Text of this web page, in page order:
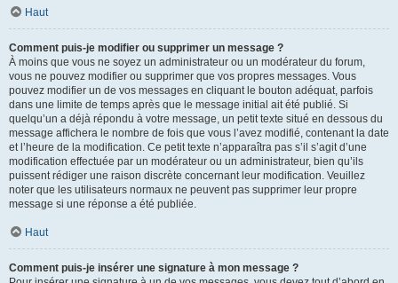
Haut
Comment puis-je modifier ou supprimer un message ?
À moins que vous ne soyez un administrateur ou un modérateur du forum,
vous ne pouvez modifier ou supprimer que vos propres messages. Vous
pouvez modifier un de vos messages en cliquant le bouton adéquat, parfois
dans une limite de temps après que le message initial ait été publié. Si
quelqu’un a déjà répondu à votre message, un petit texte situé en dessous du
message affichera le nombre de fois que vous l’avez modifié, contenant la date
et l’heure de la modification. Ce petit texte n’apparaîtra pas s’il s’agit d’une
modification effectuée par un modérateur ou un administrateur, bien qu’ils
puissent rédiger une raison discrète concernant leur modification. Veuillez
noter que les utilisateurs normaux ne peuvent pas supprimer leur propre
message si une réponse a été publiée.
Haut
Comment puis-je insérer une signature à mon message ?